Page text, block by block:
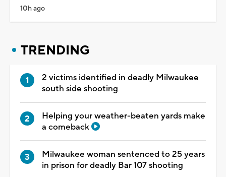
10h ago
TRENDING
2 victims identified in deadly Milwaukee
south side shooting
Helping your weather-beaten yards make
a comeback
Milwaukee woman sentenced to 25 years
in prison for deadly Bar 107 shooting